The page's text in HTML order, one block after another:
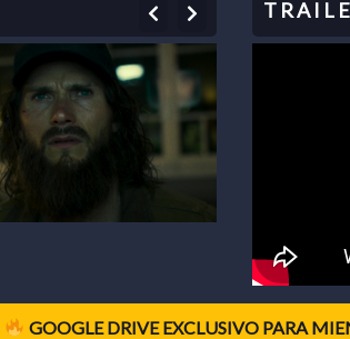
Previous
GOOGLE DRIVE EXCLUSIVO PARA